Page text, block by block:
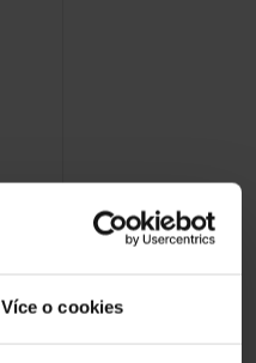
Více o cookies